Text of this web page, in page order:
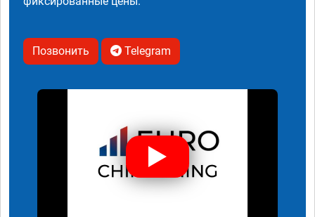
Позвонить Telegram